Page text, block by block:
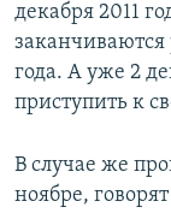
декабря 2011
заканчиваются
года. А уже 2
приступить к
В случае же
ноябре,